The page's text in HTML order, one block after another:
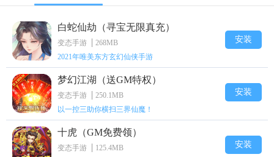
白蛇仙劫（寻宝无限真充）
变态手游
268MB
2021年唯美东方玄幻仙侠手游
安装
梦幻江湖（送GM特权）
变态手游
250.1MB
以一控三助你横扫三界仙魔！
安装
十虎（GM免费领）
变态手游
125.4MB
安装